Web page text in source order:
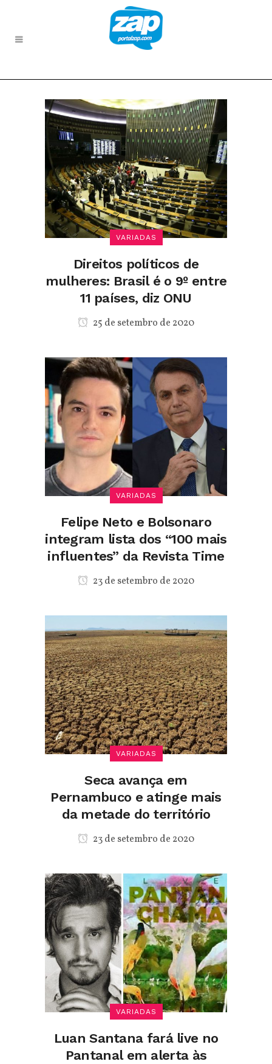
VARIADAS
Direitos políticos de
mulheres: Brasil é o 9º entre
11 países, diz ONU
25 de setembro de 2020
VARIADAS
Felipe Neto e Bolsonaro
integram lista dos “100 mais
influentes” da Revista Time
23 de setembro de 2020
VARIADAS
Seca avança em
Pernambuco e atinge mais
da metade do território
23 de setembro de 2020
VARIADAS
Luan Santana fará live no
Pantanal em alerta às